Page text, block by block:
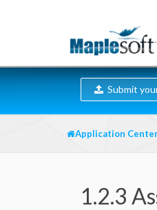
Submit
Application
1.2.3